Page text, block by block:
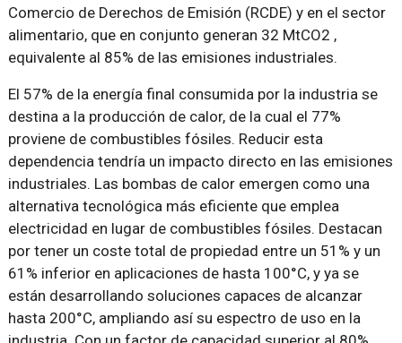
Comercio de Derechos de Emisión (RCDE) y en el sector
alimentario, que en conjunto generan 32 MtCO2 ,
equivalente al 85% de las emisiones industriales.
El 57% de la energía final consumida por la industria se
destina a la producción de calor, de la cual el 77%
proviene de combustibles fósiles. Reducir esta
dependencia tendría un impacto directo en las emisiones
industriales. Las bombas de calor emergen como una
alternativa tecnológica más eficiente que emplea
electricidad en lugar de combustibles fósiles. Destacan
por tener un coste total de propiedad entre un 51% y un
61% inferior en aplicaciones de hasta 100°C, y ya se
están desarrollando soluciones capaces de alcanzar
hasta 200°C, ampliando así su espectro de uso en la